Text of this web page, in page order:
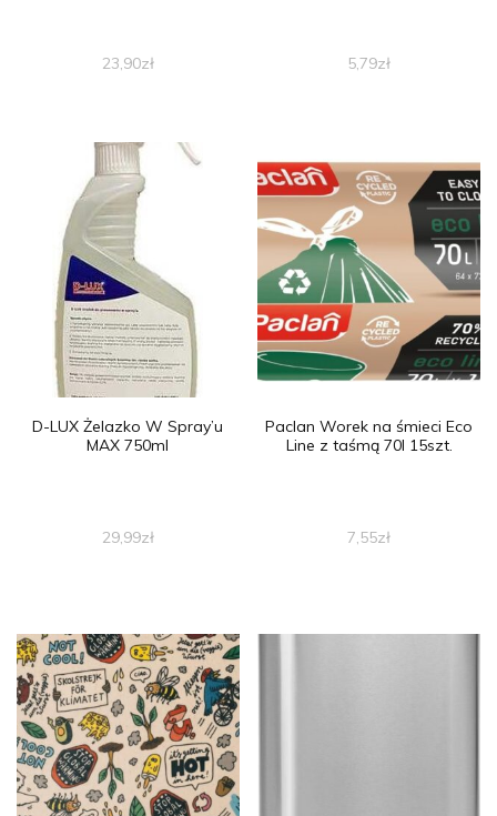
23,90zł 5,79zł
D-LUX Żelazko W Spray’u
MAX 750ml
29,99zł
Paclan Worek na śmieci Eco
Line z taśmą 70l 15szt.
7,55zł